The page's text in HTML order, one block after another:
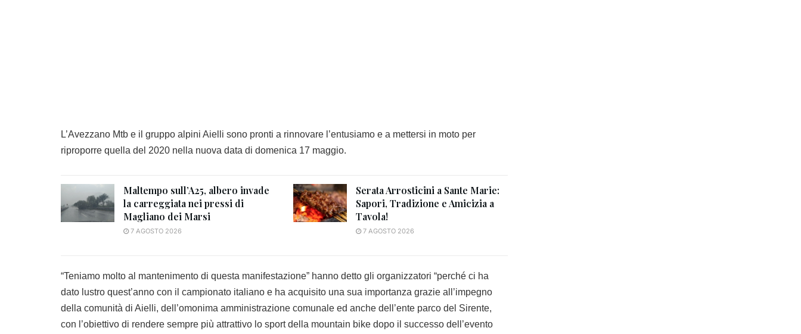
L’Avezzano Mtb e il gruppo alpini Aielli sono pronti a rinnovare l’entusiamo e a mettersi in moto per
riproporre quella del 2020 nella nuova data di domenica 17 maggio.
Maltempo sull’A25, albero invade
la carreggiata nei pressi di
Magliano dei Marsi
7 AGOSTO 2026
Serata Arrosticini a Sante Marie:
Sapori, Tradizione e Amicizia a
Tavola!
7 AGOSTO 2026
“Teniamo molto al mantenimento di questa manifestazione” hanno detto gli organizzatori “perché ci ha
dato lustro quest’anno con il campionato italiano e ha acquisito una sua importanza grazie all’impegno
della comunità di Aielli, dell’omonima amministrazione comunale ed anche dell’ente parco del Sirente,
con l’obiettivo di rendere sempre più attrattivo lo sport della mountain bike dopo il successo dell’evento